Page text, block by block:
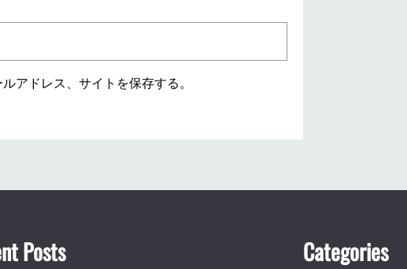
アドレス、サイトを保存する。
Posts Categories